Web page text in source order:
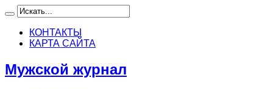
КОНТАКТЫ
КАРТА САЙТА
Мужской журнал